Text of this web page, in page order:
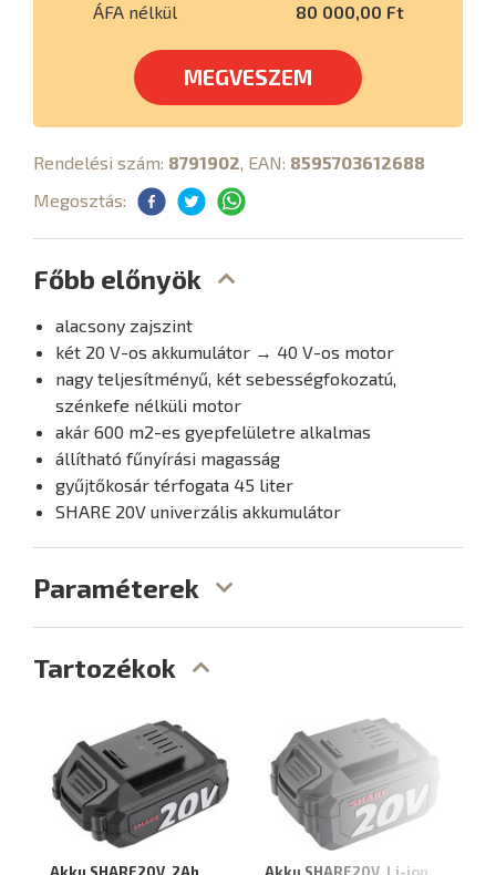
ÁFA nélkül 80 000,00 Ft
MEGVESZEM
Rendelési szám: 8791902, EAN: 8595703612688
Megosztás:
Főbb előnyök
alacsony zajszint
két 20 V-os akkumulátor → 40 V-os motor
nagy teljesítményű, két sebességfokozatú,
szénkefe nélküli motor
akár 600 m2-es gyepfelületre alkalmas
állítható fűnyírási magasság
gyűjtőkosár térfogata 45 liter
SHARE 20V univerzális akkumulátor
Paraméterek
Tartozékok